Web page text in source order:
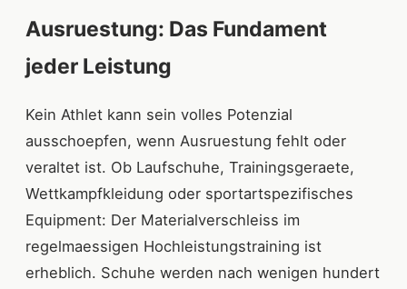
Ausruestung: Das Fundament
jeder Leistung
Kein Athlet kann sein volles Potenzial
ausschoepfen, wenn Ausruestung fehlt oder
veraltet ist. Ob Laufschuhe, Trainingsgeraete,
Wettkampfkleidung oder sportartspezifisches
Equipment: Der Materialverschleiss im
regelmaessigen Hochleistungstraining ist
erheblich. Schuhe werden nach wenigen hundert